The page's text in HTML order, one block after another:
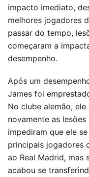
impacto imediato,
melhores jogadores
passar do tempo,
começaram a
desempenho.
Após um
James foi
No clube alemão,
novamente as
impediram que ele
principais jogadores
ao Real Madrid, mas
acabou se